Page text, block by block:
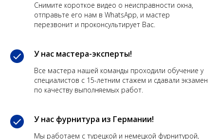
Снимите короткое видео о неисправности окна,
отправьте его нам в WhatsApp, и мастер
перезвонит и проконсультирует Вас.
У нас мастера-эксперты!
Все мастера нашей команды проходили обучение у
специалистов с 15-летним стажем и сдавали экзамен
по качеству выполняемых работ.
У нас фурнитура из Германии!
Мы работаем с турецкой и немецкой фурнитурой,